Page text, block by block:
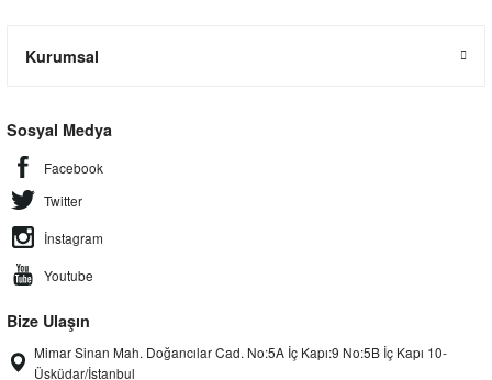
Kurumsal
Sosyal Medya
Facebook
Twitter
İnstagram
Youtube
Bize Ulaşın
Mimar Sinan Mah. Doğancılar Cad. No:5A İç Kapı:9 No:5B İç Kapı 10-
Üsküdar/İstanbul